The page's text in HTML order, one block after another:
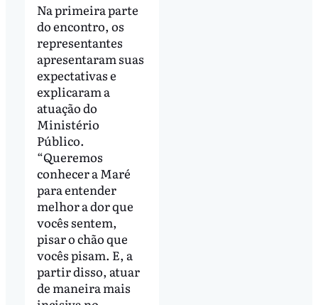
Na primeira parte
do encontro, os
representantes
apresentaram suas
expectativas e
explicaram a
atuação do
Ministério
Público.
“Queremos
conhecer a Maré
para entender
melhor a dor que
vocês sentem,
pisar o chão que
vocês pisam. E, a
partir disso, atuar
de maneira mais